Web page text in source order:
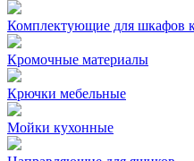
Комплектующие для шкафов
Кромочные материалы
Крючки мебельные
Мойки кухонные